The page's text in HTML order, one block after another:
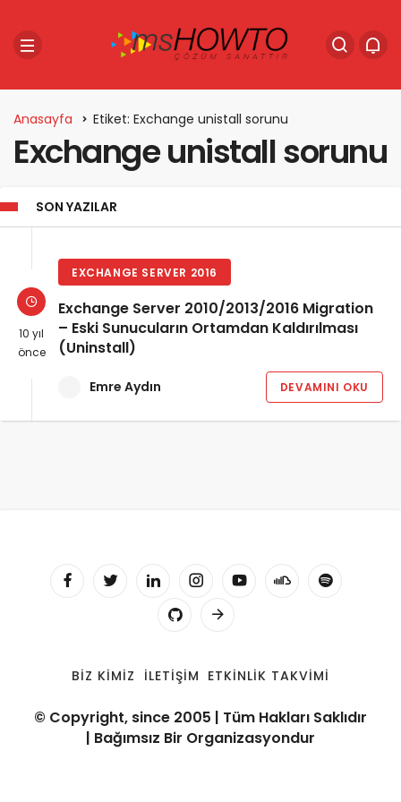
Anasayfa Etiket: Exchange unistall sorunu
Exchange unistall sorunu
SON YAZILAR
10 yıl
önce
EXCHANGE SERVER 2016
Exchange Server 2010/2013/2016 Migration
– Eski Sunucuların Ortamdan Kaldırılması
(Uninstall)
Emre Aydın DEVAMINI OKU
BIZ KIMIZ İLETIŞIM ETKINLIK TAKVIMI
© Copyright, since 2005 | Tüm Hakları Saklıdır
| Bağımsız Bir Organizasyondur